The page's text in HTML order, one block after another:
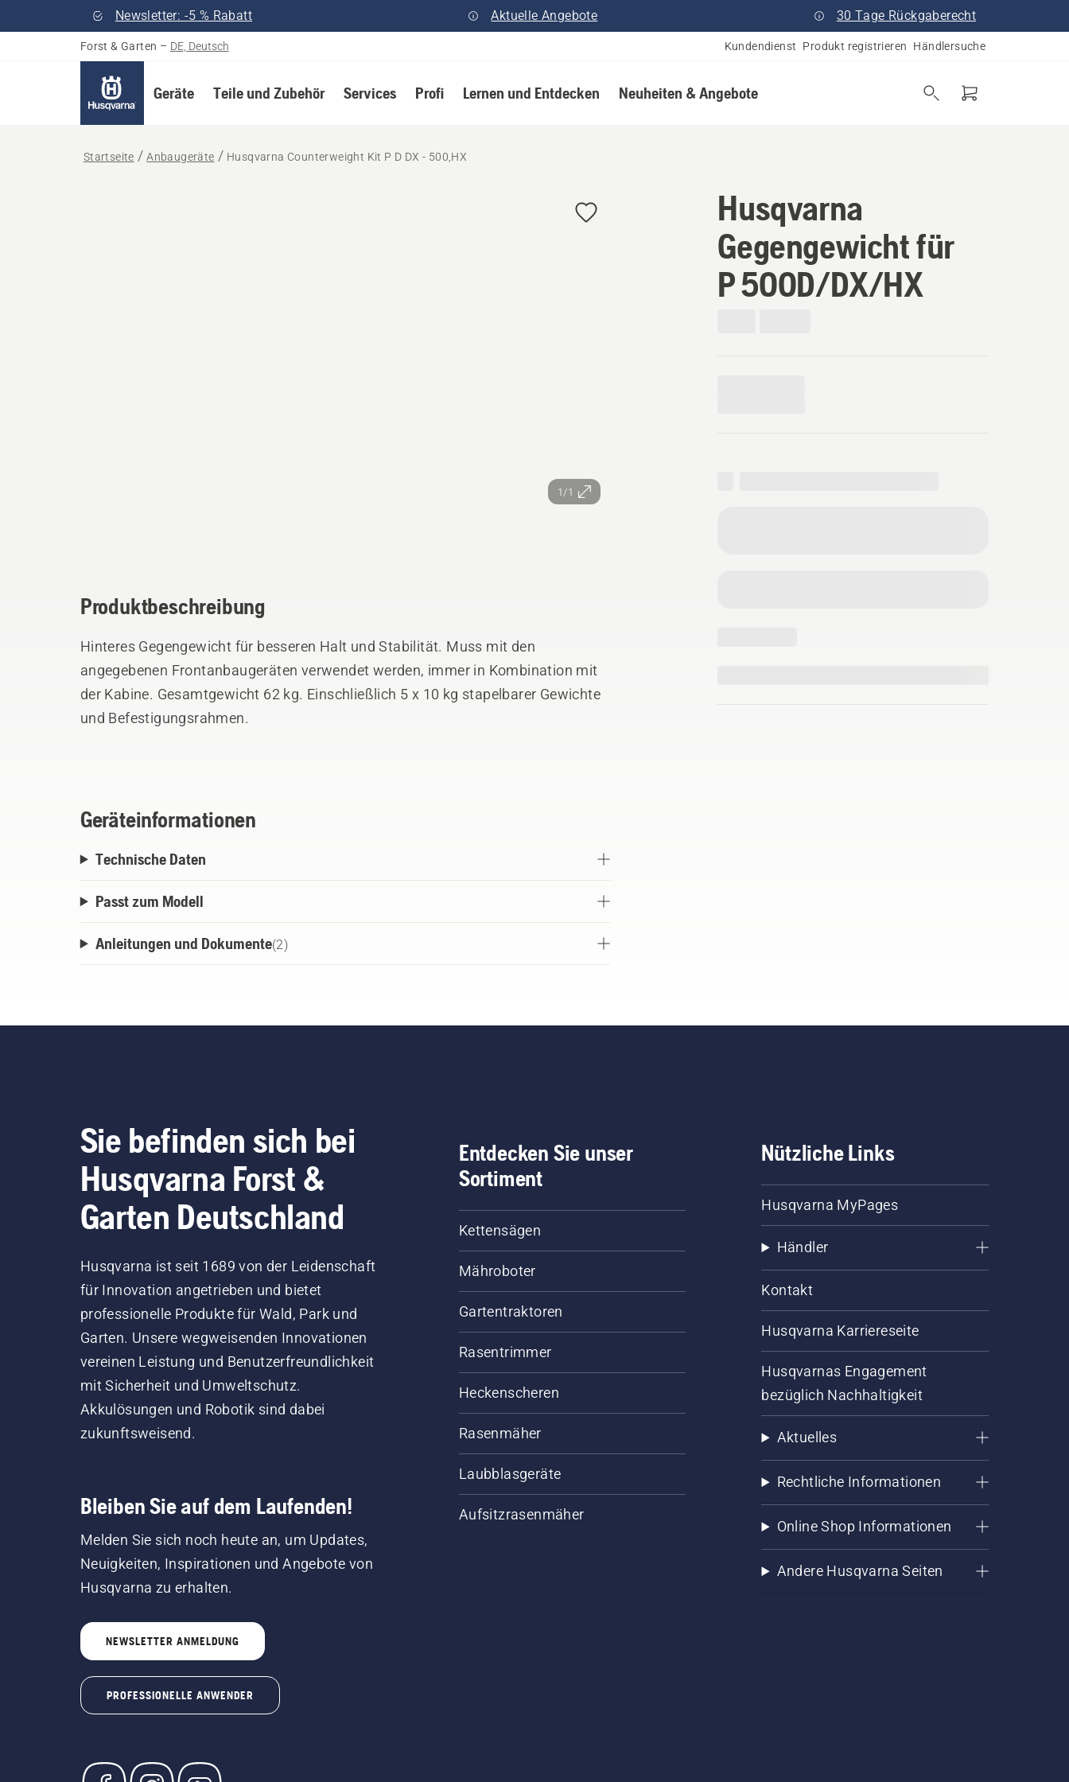
Newsletter: -5 % Rabatt Aktuelle Angebote 30 Tage Rückgaberecht
Forst & Garten – DE, Deutsch Kundendienst Produkt registrieren Händlersuche
Geräte Teile und Zubehör Services Profi Lernen und Entdecken Neuheiten & Angebote
Startseite Anbaugeräte Husqvarna Counterweight Kit P D DX - 500,HX
1/1
Husqvarna
Gegengewicht für
P 500D/DX/HX
Produktbeschreibung
Hinteres Gegengewicht für besseren Halt und Stabilität. Muss mit den
angegebenen Frontanbaugeräten verwendet werden, immer in Kombination mit
der Kabine. Gesamtgewicht 62 kg. Einschließlich 5 x 10 kg stapelbarer Gewichte
und Befestigungsrahmen.
Geräteinformationen
Technische Daten
Passt zum Modell
Anleitungen und Dokumente(2)
Sie befinden sich bei
Husqvarna Forst &
Garten Deutschland
Husqvarna ist seit 1689 von der Leidenschaft
für Innovation angetrieben und bietet
professionelle Produkte für Wald, Park und
Garten. Unsere wegweisenden Innovationen
vereinen Leistung und Benutzerfreundlichkeit
mit Sicherheit und Umweltschutz.
Akkulösungen und Robotik sind dabei
zukunftsweisend.
Bleiben Sie auf dem Laufenden!
Melden Sie sich noch heute an, um Updates,
Neuigkeiten, Inspirationen und Angebote von
Husqvarna zu erhalten.
NEWSLETTER ANMELDUNG
PROFESSIONELLE ANWENDER
Entdecken Sie unser
Sortiment
Kettensägen
Mähroboter
Gartentraktoren
Rasentrimmer
Heckenscheren
Rasenmäher
Laubblasgeräte
Aufsitzrasenmäher
Nützliche Links
Husqvarna MyPages
Händler
Kontakt
Husqvarna Karriereseite
Husqvarnas Engagement
bezüglich Nachhaltigkeit
Aktuelles
Rechtliche Informationen
Online Shop Informationen
Andere Husqvarna Seiten